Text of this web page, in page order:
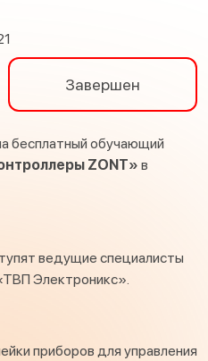
Завершен
бесплатный обучающий
ZONT» в
ведущие специалисты
Электроникс».
приборов для управления